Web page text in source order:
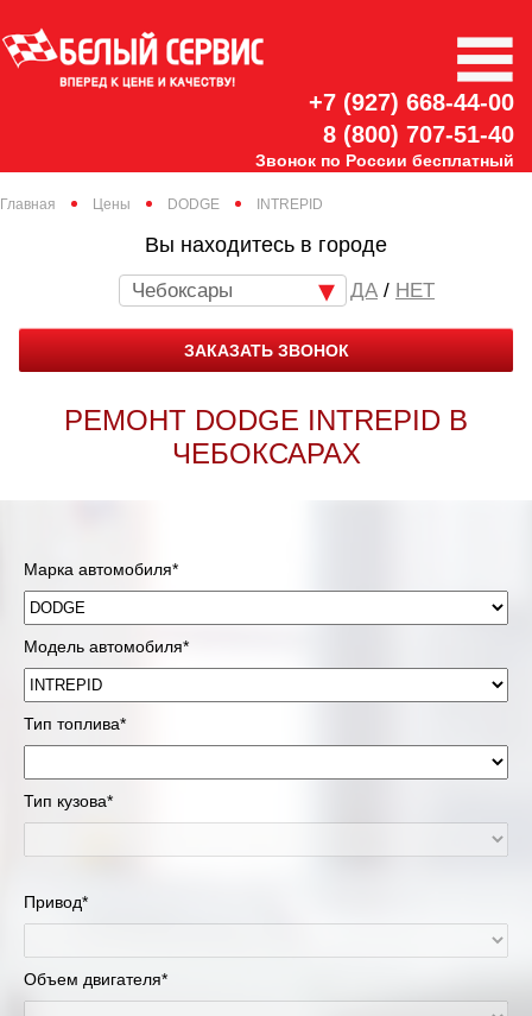
+7 (927) 668-44-00
8 (800) 707-51-40
Звонок по России бесплатный
Главная Цены DODGE INTREPID
Вы находитесь в городе
Чебоксары / НЕТ
ЗАКАЗАТЬ ЗВОНОК
РЕМОНТ DODGE INTREPID В
ЧЕБОКСАРАХ
Марка автомобиля*
Модель автомобиля*
Тип топлива*
Тип кузова*
Привод*
Объем двигателя*